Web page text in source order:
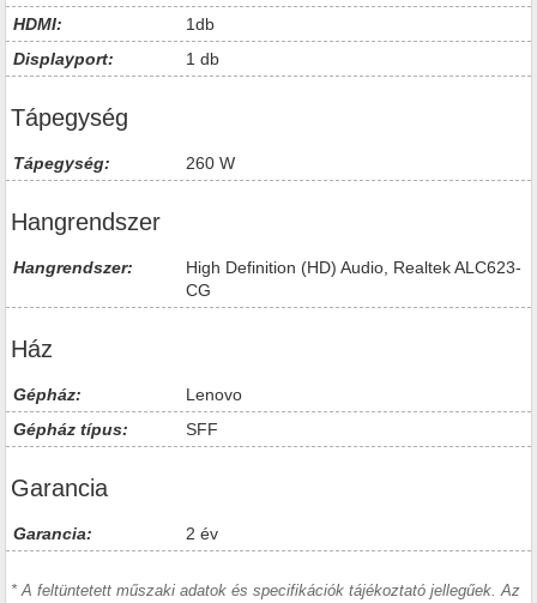
HDMI:
1db
Displayport:
1 db
Tápegység
Tápegység: 260 W
Hangrendszer
Hangrendszer:
High Definition (HD) Audio, Realtek ALC623-
CG
Ház
Gépház:
Lenovo
Gépház típus:
SFF
Garancia
Garancia: 2 év
* A feltüntetett műszaki adatok és specifikációk tájékoztató jellegűek. Az